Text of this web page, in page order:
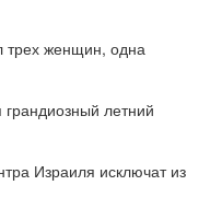
трех женщин, одна
летний
Израиля исключат из